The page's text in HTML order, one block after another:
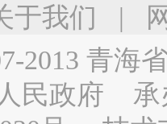
于我们 |
2013 青海
民政府 承